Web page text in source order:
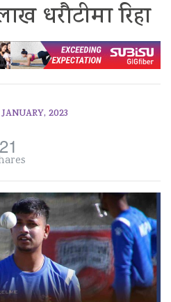
धरौटीमा रिहा
JANUARY, 2023
21